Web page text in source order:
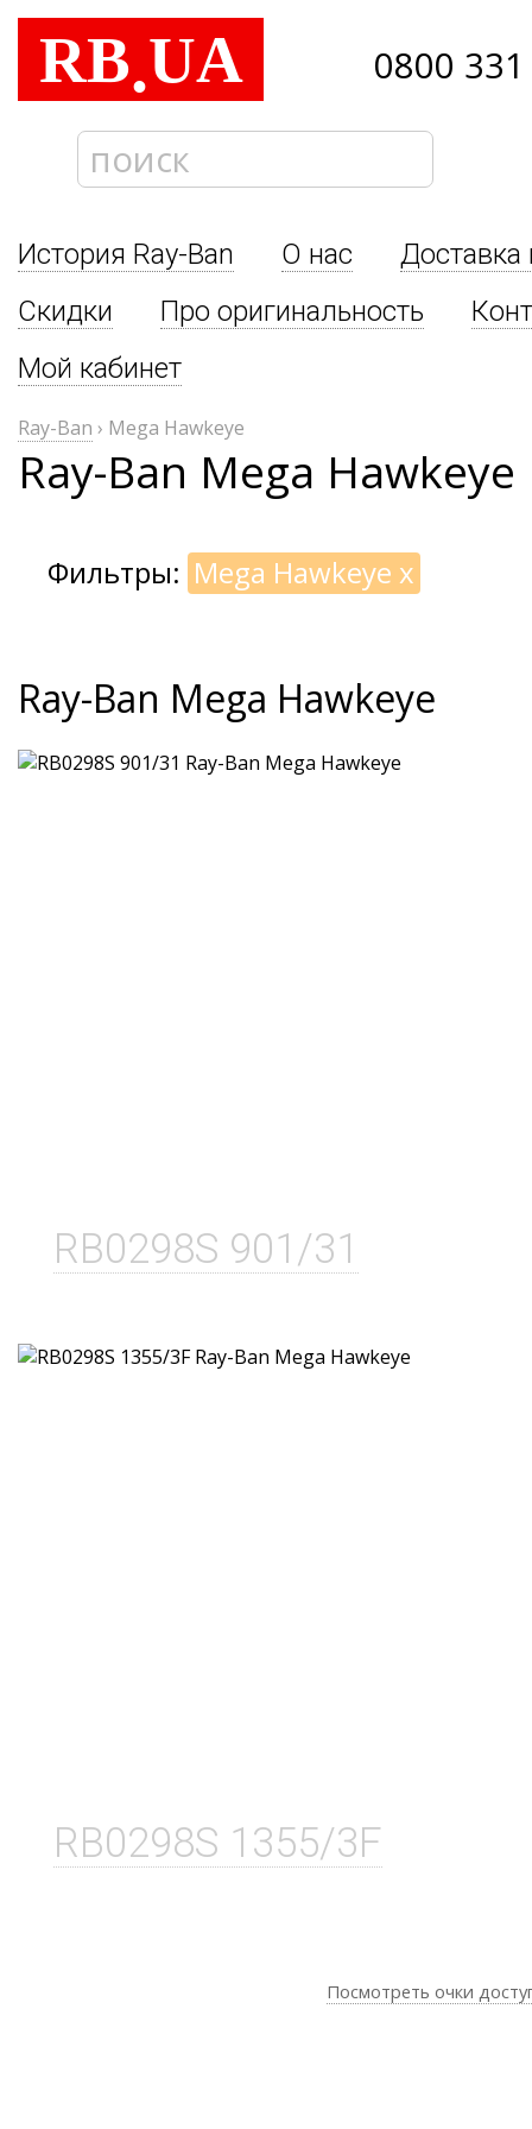
RB.UA 0800
История Ray-Ban О нас
Доставка
Скидки
Про оригинальность
Мой кабинет
Ray-Ban › Mega Hawkeye
Ray-Ban Mega Hawkeye
Фильтры: Mega Hawkeye x
Ray-Ban Mega Hawkeye
RB0298S 901/31
RB0298S 1355/3F
Посмотреть очки